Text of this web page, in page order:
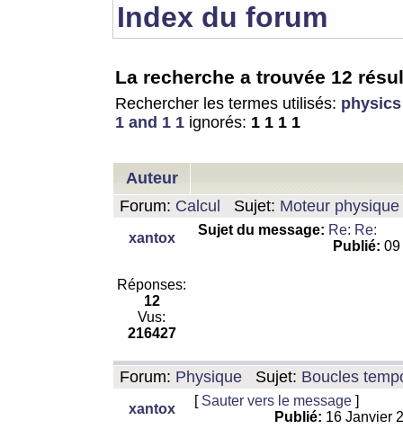
Index du forum
La recherche a trouvée 12
Rechercher les termes utilisés:
1 and 1 1 ignorés: 1 1 1 1
Auteur
Forum: Calcul Sujet: Moteur
xantox
Sujet du message: Re: Re:
Publié:
Réponses:
12
Vus:
216427
Forum: Physique Sujet: Boucles
xantox
[ Sauter vers le message ]
Publié: 16 Janvier